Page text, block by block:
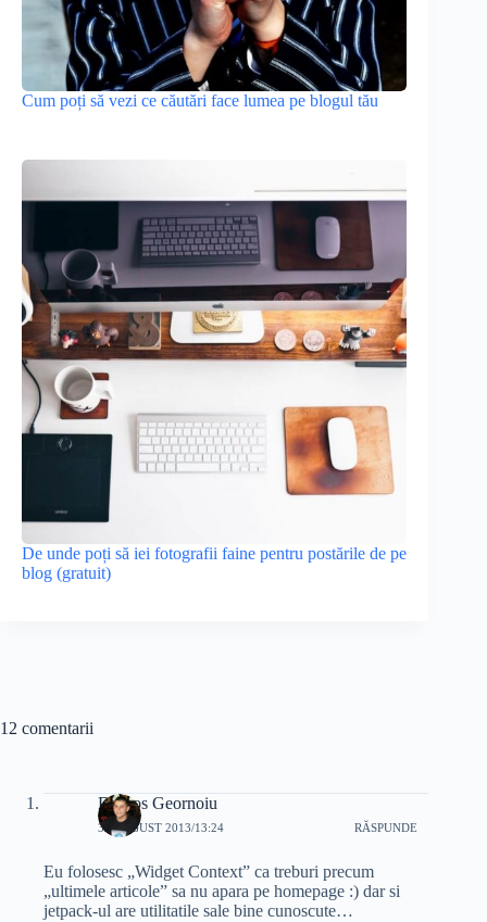
Cum poți să vezi ce căutări face lumea pe blogul tău
De unde poți să iei fotografii faine pentru postările de pe
blog (gratuit)
12 comentarii
Dragos Geornoiu
30 AUGUST 2013/13:24 RĂSPUNDE
Eu folosesc „Widget Context” ca treburi precum
„ultimele articole” sa nu apara pe homepage :) dar si
jetpack-ul are utilitatile sale bine cunoscute…